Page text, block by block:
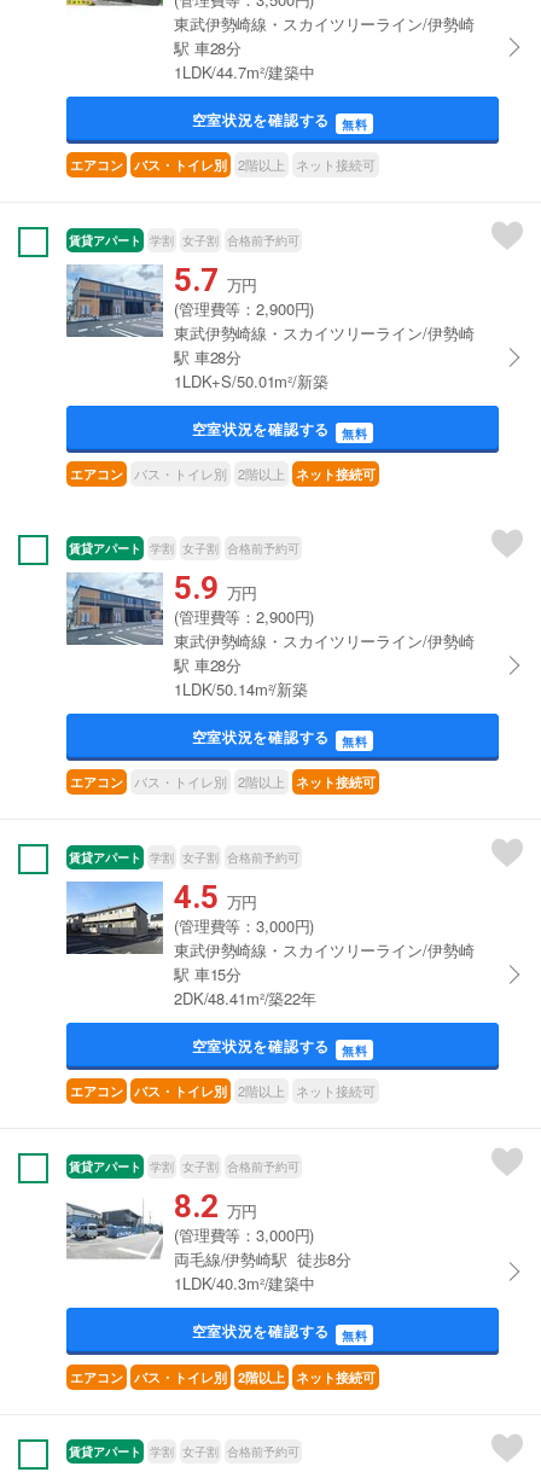
東武伊勢崎線・スカイツリーライン/伊勢崎
駅 車28分
1LDK/44.7m²/建築中
空室状況を確認する 無料
エアコン バス・トイレ別 2階以上 ネット接続可
賃貸アパート 学割 女子割 合格前予約可
5.7 万円
(管理費等：2,900円)
東武伊勢崎線・スカイツリーライン/伊勢崎
駅 車28分
1LDK+S/50.01m²/新築
空室状況を確認する 無料
エアコン バス・トイレ別 2階以上 ネット接続可
賃貸アパート 学割 女子割 合格前予約可
5.9 万円
(管理費等：2,900円)
東武伊勢崎線・スカイツリーライン/伊勢崎
駅 車28分
1LDK/50.14m²/新築
空室状況を確認する 無料
エアコン バス・トイレ別 2階以上 ネット接続可
賃貸アパート 学割 女子割 合格前予約可
4.5 万円
(管理費等：3,000円)
東武伊勢崎線・スカイツリーライン/伊勢崎
駅 車15分
2DK/48.41m²/築22年
空室状況を確認する 無料
エアコン バス・トイレ別 2階以上 ネット接続可
賃貸アパート 学割 女子割 合格前予約可
8.2 万円
(管理費等：3,000円)
両毛線/伊勢崎駅 徒歩8分
1LDK/40.3m²/建築中
空室状況を確認する 無料
エアコン バス・トイレ別 2階以上 ネット接続可
賃貸アパート 学割 女子割 合格前予約可